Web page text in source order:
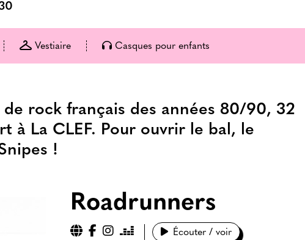
Vestiaire Casques pour enfants
rock français des années 80/90, 32
à La CLEF. Pour ouvrir le bal, le
!
Roadrunners
Écouter / voir